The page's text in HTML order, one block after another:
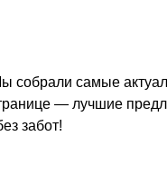
собрали самые
— лучшие
забот!